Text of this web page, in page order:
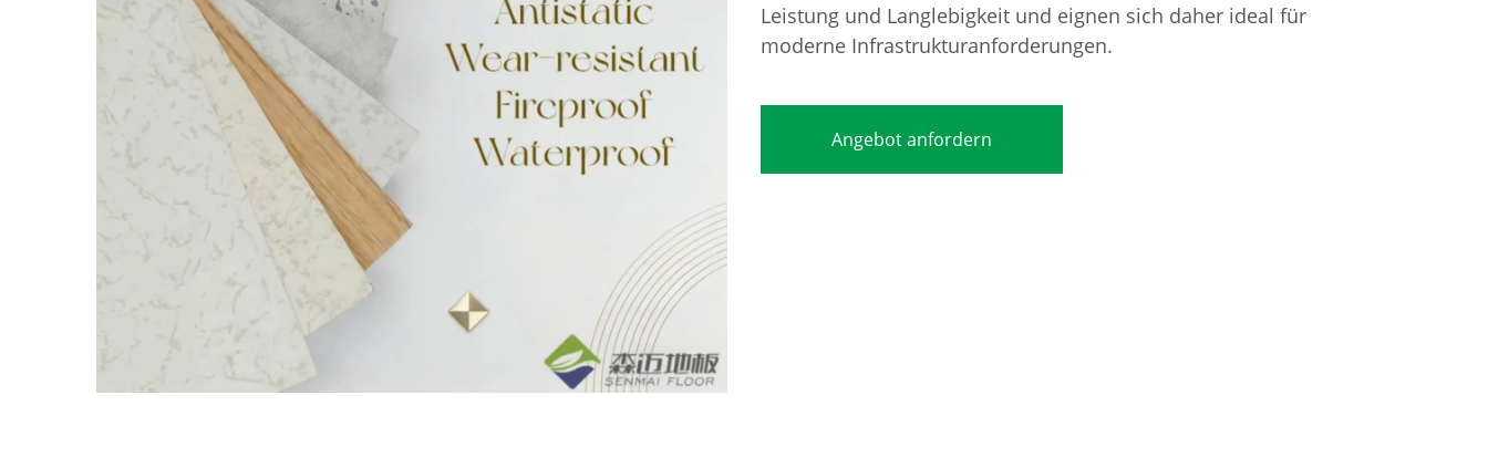
Leistung und Langlebigkeit und eignen sich daher ideal für
moderne Infrastrukturanforderungen.
Angebot anfordern